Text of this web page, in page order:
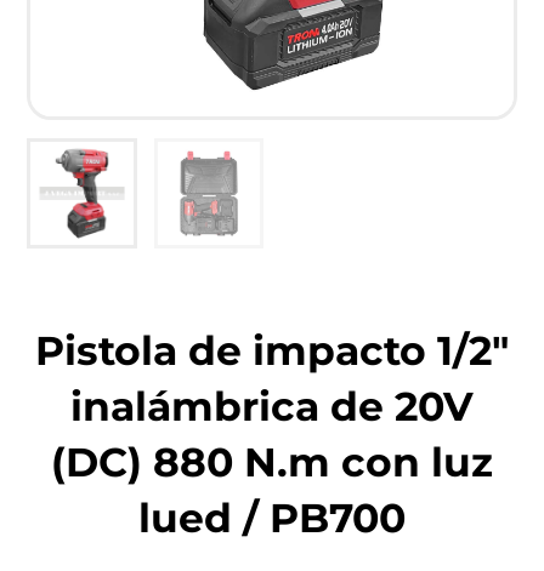
Pistola de impacto 1/2″
inalámbrica de 20V
(DC) 880 N.m con luz
lued / PB700